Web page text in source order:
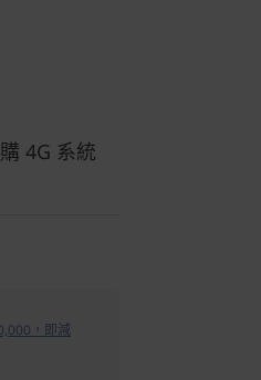
4G 系統
，即減